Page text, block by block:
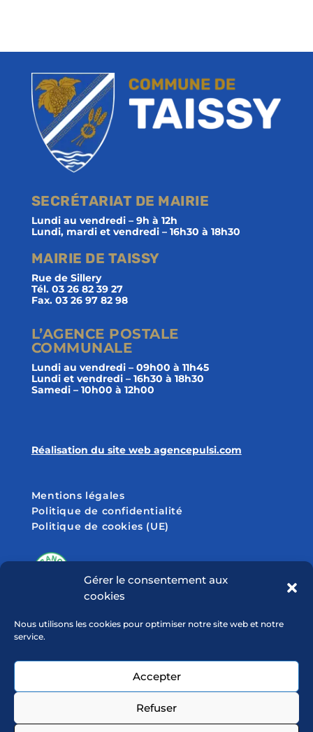
Gérer le consentement aux
cookies
Nous utilisons les cookies pour optimiser notre site web et notre
service.
Accepter
Refuser
SECRÉTARIAT DE MAIRIE
Lundi au vendredi – 9h à 12h
Lundi, mardi et vendredi – 16h30 à 18h30
MAIRIE DE TAISSY
Rue de Sillery
Tél. 03 26 82 39 27
Fax. 03 26 97 82 98
L’AGENCE POSTALE
COMMUNALE
Lundi au vendredi – 09h00 à 11h45
Lundi et vendredi – 16h30 à 18h30
Samedi – 10h00 à 12h00
Réalisation du site web agencepulsi.com
Mentions légales
Politique de confidentialité
Politique de cookies (UE)
SUIVEZ-NOUS SUR